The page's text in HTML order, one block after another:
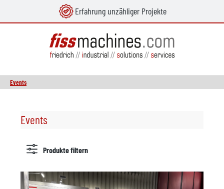
Erfahrung unzähliger Projekte
Events
Events
Produkte filtern